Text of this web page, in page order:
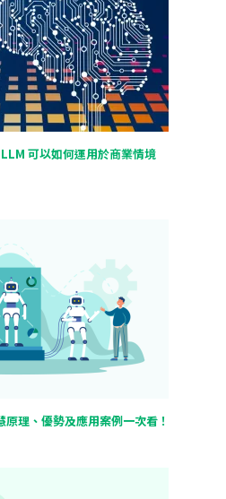
可以如何運用於商業情境
理、優勢及應用案例一次看！